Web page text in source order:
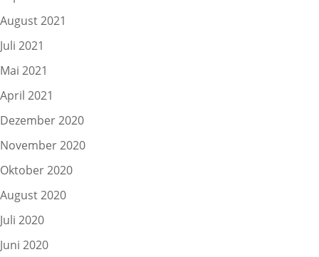
August 2021
Juli 2021
Mai 2021
April 2021
Dezember 2020
November 2020
Oktober 2020
August 2020
Juli 2020
Juni 2020